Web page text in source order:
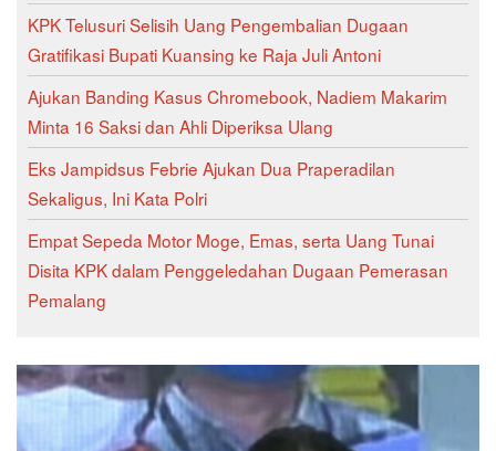
KPK Telusuri Selisih Uang Pengembalian Dugaan
Gratifikasi Bupati Kuansing ke Raja Juli Antoni
Ajukan Banding Kasus Chromebook, Nadiem Makarim
Minta 16 Saksi dan Ahli Diperiksa Ulang
Eks Jampidsus Febrie Ajukan Dua Praperadilan
Sekaligus, Ini Kata Polri
Empat Sepeda Motor Moge, Emas, serta Uang Tunai
Disita KPK dalam Penggeledahan Dugaan Pemerasan
Pemalang